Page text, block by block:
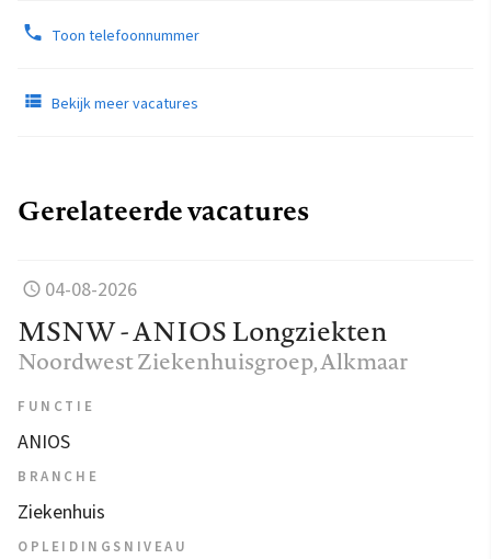
Toon telefoonnummer
Bekijk meer vacatures
Gerelateerde vacatures
04-08-2026
MSNW - ANIOS Longziekten
Noordwest Ziekenhuisgroep, Alkmaar
FUNCTIE
ANIOS
BRANCHE
Ziekenhuis
OPLEIDINGSNIVEAU